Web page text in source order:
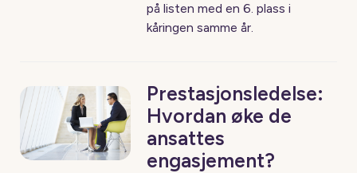
på listen med en 6. plass i
kåringen samme år.
Prestasjonsledelse:
Hvordan øke de
ansattes
engasjement?